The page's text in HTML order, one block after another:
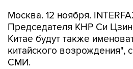
Москва. 12 ноября.
Председателя КНР Си
Китае будут также
китайского
СМИ.